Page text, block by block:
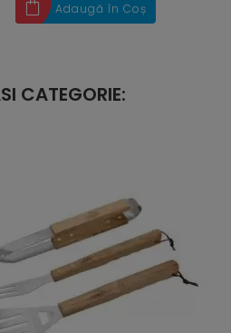
Adaugă în Coș
CATEGORIE: